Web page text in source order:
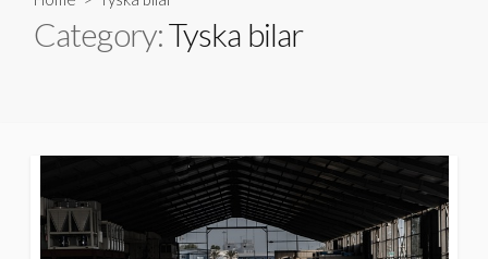
Category:Tyska bilar